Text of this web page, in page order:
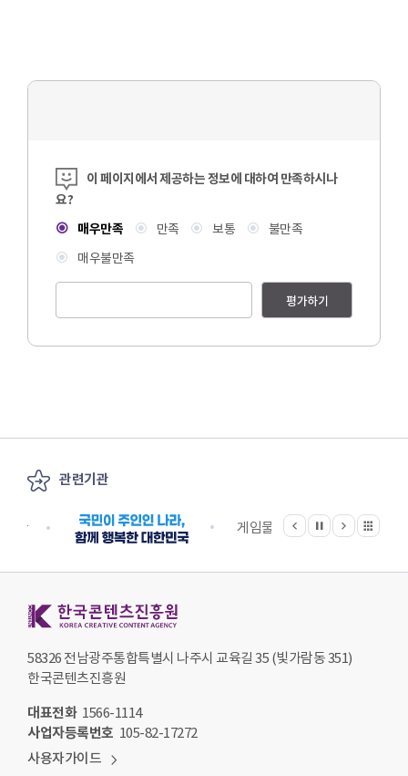
콘텐츠 만족도 조사
이 페이지에서 제공하는 정보에 대하여 만족하시나
요?
매우만족
만족 보통
불만족
매우불만족
평가하기
관련기관
게임물관리위원회
이전
정지
다음 관련기관 전체보기
58326 전남광주통합특별시 나주시 교육길 35 (빛가람동 351)
한국콘텐츠진흥원
대표전화 1566-1114
사업자등록번호 105-82-17272
사용자가이드